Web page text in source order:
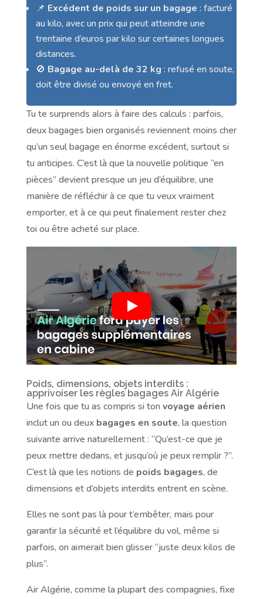
📌 Excédent de poids sur un bagage : facturé
au kilo, avec un prix qui peut atteindre une
trentaine d’euros par kilo sur certaines longues
distances.
🚫 Bagage au-delà de 32 kg : refusé en soute,
doit être divisé ou envoyé en fret.
Tu te surprends alors à faire des calculs : parfois,
deux bagages bien organisés reviennent moins cher
qu’un seul bagage en énorme excédent, surtout si
tu anticipes. C’est là que la nouvelle politique “en
pièces” devient presque un jeu d’équilibre, une
manière de réfléchir à ce que tu veux vraiment
emporter, et à ce qui peut finalement rester chez
toi ou être acheté sur place.
Poids, dimensions, objets interdits :
apprivoiser les règles bagages Air Algérie
Une fois que tu as compris si ton voyage aérien
inclut un ou deux bagages en soute, la question
suivante arrive naturellement : “Qu’est-ce que je
peux mettre dedans, et jusqu’où je peux remplir ?”.
C’est là que les notions de poids bagages, de
dimensions et d’objets interdits entrent en scène.
Elles ne sont pas là pour t’embêter, mais pour
garantir la sécurité et l’équilibre du vol, même si
parfois, on aimerait bien glisser “juste deux kilos de
plus”.
Air Algérie, comme la plupart des compagnies, fixe